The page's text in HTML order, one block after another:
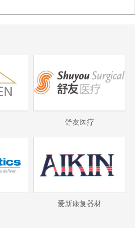
舒友医疗
爱新康复器材